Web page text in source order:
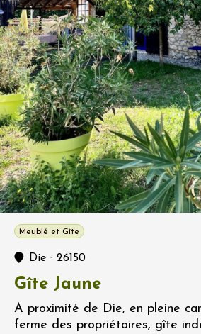
Meublé et Gîte
Die - 26150
Gîte Jaune
A proximité de Die, en pleine
ferme des propriétaires, gîte